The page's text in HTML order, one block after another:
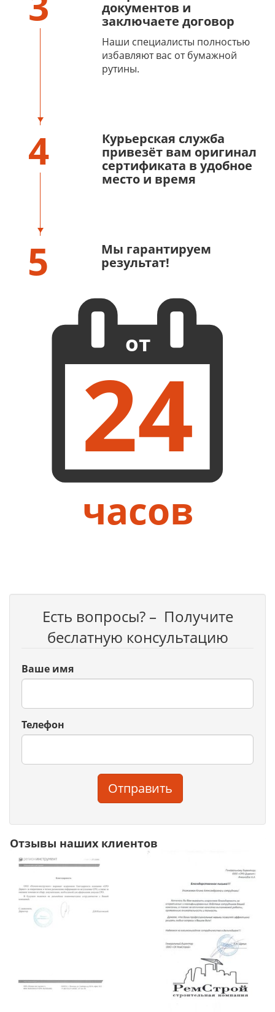
документов и
заключаете договор
Наши специалисты полностью
избавляют вас от бумажной
рутины.
4
Курьерская служба
привезёт вам оригинал
сертификата в удобное
место и время
5
Мы гарантируем
результат!
от
24
часов
Есть вопросы? – Получите
беслатную консультацию
Ваше имя
Телефон
Отправить
Отзывы наших клиентов